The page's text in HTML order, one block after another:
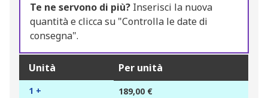
Te ne servono di più? Inserisci la nuova
quantità e clicca su "Controlla le date di
consegna".
Unità Per unità
1 + 189,00 €